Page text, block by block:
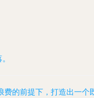
的前提下，打造出一个